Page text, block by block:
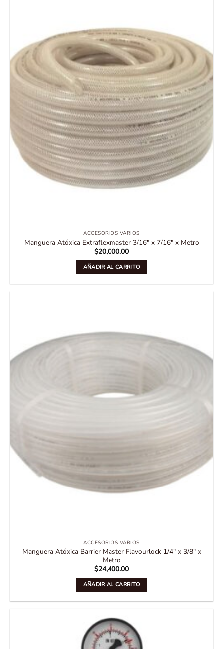
ACCESORIOS VARIOS
Manguera Atóxica Extraflexmaster 3/16″ x 7/16″ x Metro
$20,000.00
AÑADIR AL CARRITO
ACCESORIOS VARIOS
Manguera Atóxica Barrier Master Flavourlock 1/4″ x 3/8″ x
Metro
$24,400.00
AÑADIR AL CARRITO